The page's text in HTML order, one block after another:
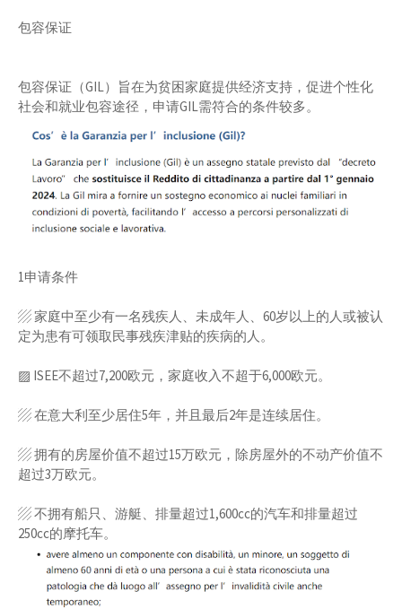
包容保证
包容保证（GIL）旨在为贫困家庭提供经济支持，促进个性化
社会和就业包容途径，申请GIL需符合的条件较多。
1申请条件
▨ 家庭中至少有一名残疾人、未成年人、60岁以上的人或被认
定为患有可领取民事残疾津贴的疾病的人。
▨ ISEE不超过7,200欧元，家庭收入不超于6,000欧元。
▨ 在意大利至少居住5年，并且最后2年是连续居住。
▨ 拥有的房屋价值不超过15万欧元，除房屋外的不动产价值不
超过3万欧元。
▨ 不拥有船只、游艇、排量超过1,600cc的汽车和排量超过
250cc的摩托车。